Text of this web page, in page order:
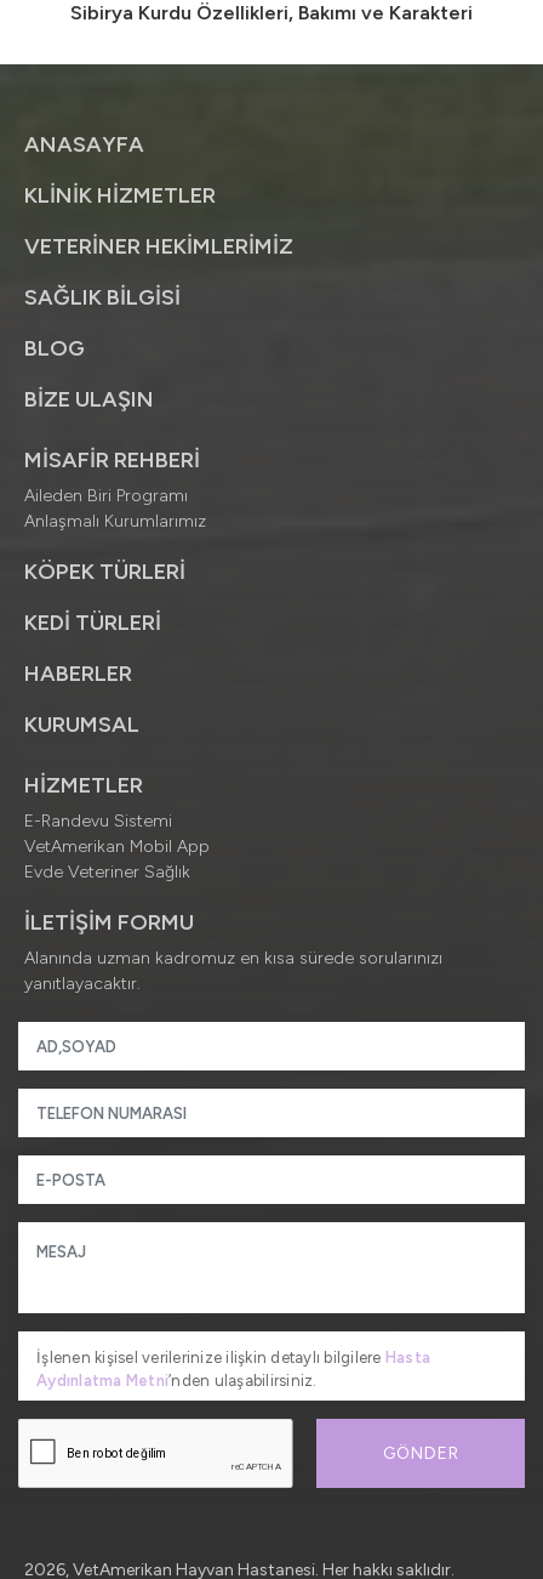
Sibirya Kurdu Özellikleri, Bakımı ve Karakteri
ANASAYFA
KLİNİK HİZMETLER
VETERİNER HEKİMLERİMİZ
SAĞLIK BİLGİSİ
BLOG
BİZE ULAŞIN
MİSAFİR REHBERİ
Aileden Biri Programı
Anlaşmalı Kurumlarımız
KÖPEK TÜRLERİ
KEDİ TÜRLERİ
HABERLER
KURUMSAL
HİZMETLER
E-Randevu Sistemi
VetAmerikan Mobil App
Evde Veteriner Sağlık
İLETİŞİM FORMU
Alanında uzman kadromuz en kısa sürede sorularınızı
yanıtlayacaktır.
İşlenen kişisel verilerinize ilişkin detaylı bilgilere Hasta
Aydınlatma Metni’nden ulaşabilirsiniz.
GÖNDER
2026, VetAmerikan Hayvan Hastanesi. Her hakkı saklıdır.